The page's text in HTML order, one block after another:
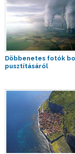
Döbbenetes fotók
pusztításáról